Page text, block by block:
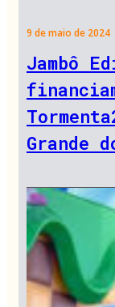
9 de maio de 2024
Jambô
Grande